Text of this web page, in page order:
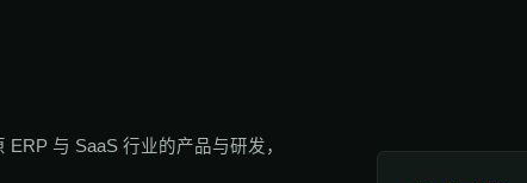
与 SaaS 行业的产品与研发，